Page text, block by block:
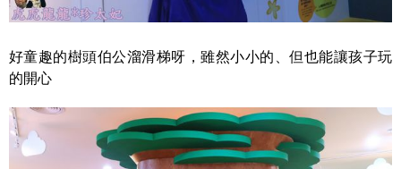
好童趣的樹頭伯公溜滑梯呀，雖然小小的、但也能讓孩子玩
的開心